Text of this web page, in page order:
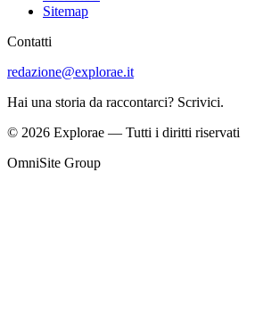
Sitemap
Contatti
redazione@explorae.it
Hai una storia da raccontarci? Scrivici.
© 2026 Explorae — Tutti i diritti riservati
OmniSite Group